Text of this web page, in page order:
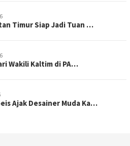
Timur Siap Jadi Tuan …
Wakili Kaltim di PA…
Ajak Desainer Muda Ka…